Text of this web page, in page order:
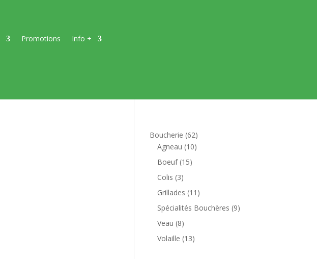
Promotions Info +
Boucherie 6262
produits
Agneau 1010
Boeuf 1515
Colis 33
produits
Grillades 11 11
produits
Spécialités Bouchères 99
Veau 88
produits
Volaille 1313